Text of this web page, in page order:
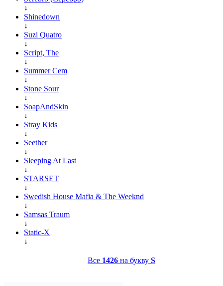
↓
Shinedown
↓
Suzi Quatro
↓
Script, The
↓
Summer Cem
↓
Stone Sour
↓
SoapAndSkin
↓
Stray Kids
↓
Seether
↓
Sleeping At Last
↓
STARSET
↓
Swedish House Mafia & The Weeknd
↓
Samsas Traum
↓
Static-X
↓
Все 1426 на букву S